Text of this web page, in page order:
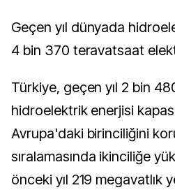
Geçen yıl dünyada
4 bin 370 teravatsaat
Türkiye, geçen yıl 2 bin
hidroelektrik enerjisi
Avrupa'daki birinciliğini
sıralamasında ikinciliğe
önceki yıl 219 megavatlık